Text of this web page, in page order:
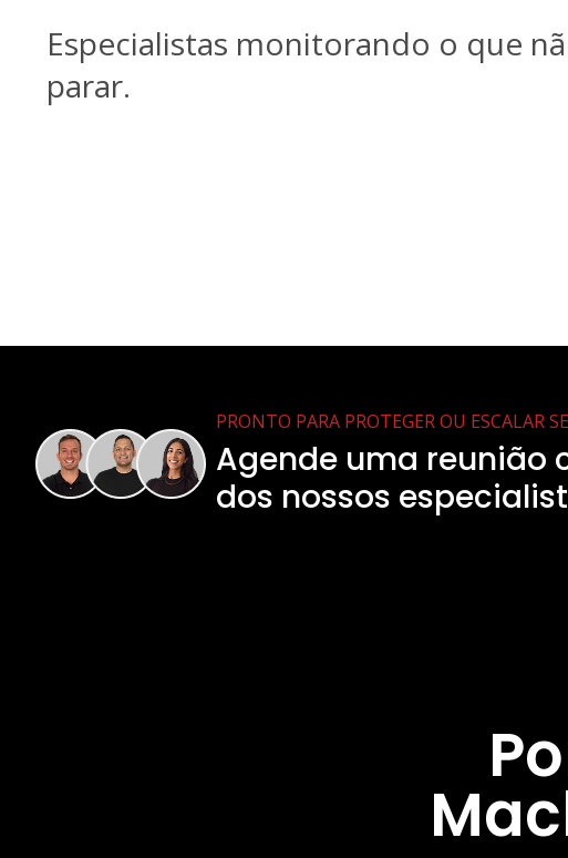
Especialistas monitorando o que
parar.
PRONTO PARA PROTEGER OU ESCALAR
Agende uma reunião
dos nossos